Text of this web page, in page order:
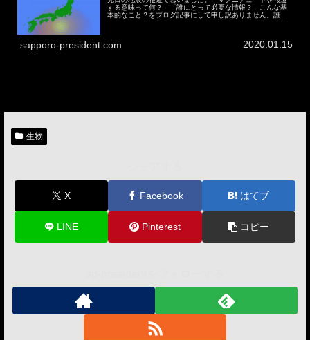
する意味って何？」「誰にとって必要な情報？」こんな基
本的なこと？をブログ記事にして申し訳ありません。誰か
sapporo-president.com 2020.01.15
生物
X Facebook はてブ
LINE Pinterest コピー